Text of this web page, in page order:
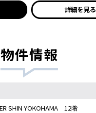
詳細を見る
物件情報
SHIN YOKOHAMA 12階